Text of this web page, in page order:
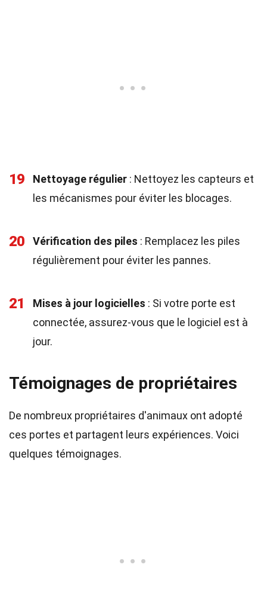
19 Nettoyage régulier : Nettoyez les capteurs et
les mécanismes pour éviter les blocages.
20 Vérification des piles : Remplacez les piles
régulièrement pour éviter les pannes.
21 Mises à jour logicielles : Si votre porte est
connectée, assurez-vous que le logiciel est à
jour.
Témoignages de propriétaires
De nombreux propriétaires d'animaux ont adopté
ces portes et partagent leurs expériences. Voici
quelques témoignages.